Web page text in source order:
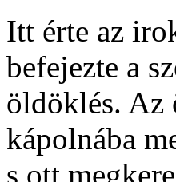
Itt érte az
befejezte a
öldöklés. Az
kápolnába
s ott